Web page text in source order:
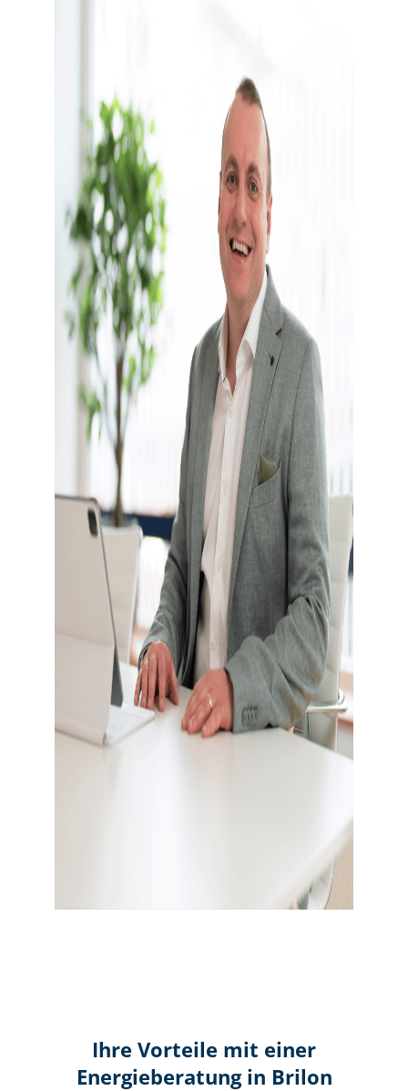
Ihre Vorteile mit einer
Energieberatung in Brilon